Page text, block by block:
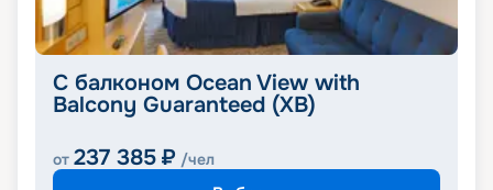
С балконом Ocean View with
Balcony Guaranteed (XB)
от 237 385 ₽ /чел